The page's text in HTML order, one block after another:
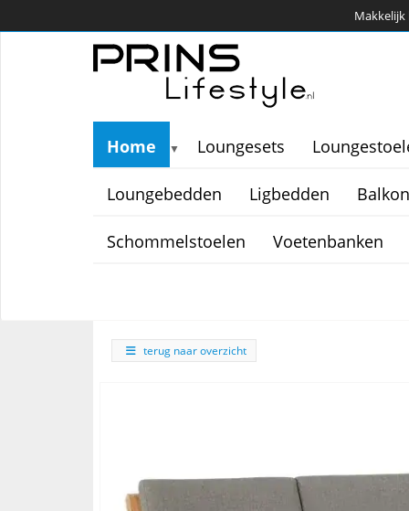
Makkelijk
Home ▼ Loungesets
Loungebedden Ligbedden
Schommelstoelen Voetenbanken
terug naar overzicht